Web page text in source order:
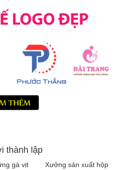
thành lập
gà vịt
Xưởng sản xuất hộp